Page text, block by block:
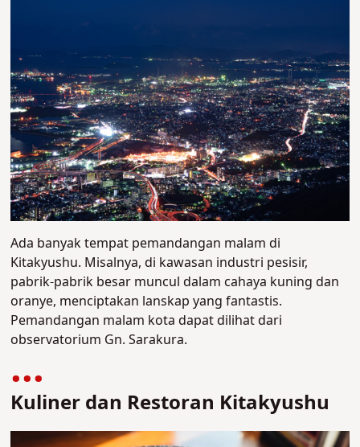
Ada banyak tempat pemandangan malam di
Kitakyushu. Misalnya, di kawasan industri pesisir,
pabrik-pabrik besar muncul dalam cahaya kuning dan
oranye, menciptakan lanskap yang fantastis.
Pemandangan malam kota dapat dilihat dari
observatorium Gn. Sarakura.
Kuliner dan Restoran Kitakyushu